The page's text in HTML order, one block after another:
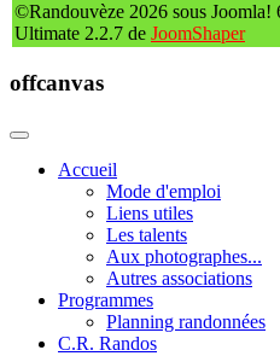
©Randouvèze 2026 sous
Ultimate 2.2.7 de JoomShaper
offcanvas
Accueil
Mode d'emploi
Liens utiles
Les talents
Aux photographes...
Autres associations
Programmes
Planning randonnées
C.R. Randos